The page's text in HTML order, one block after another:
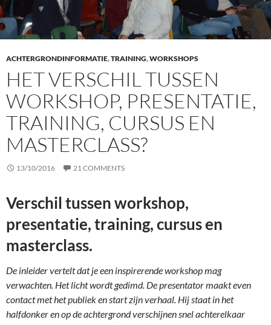
ACHTERGRONDINFORMATIE,TRAINING,WORKSHOPS
HET VERSCHIL TUSSEN
WORKSHOP, PRESENTATIE,
TRAINING, CURSUS EN
MASTERCLASS?
13/10/2016 21 COMMENTS
Verschil tussen workshop,
presentatie, training, cursus en
masterclass.
De inleider vertelt dat je een inspirerende workshop mag
verwachten. Het licht wordt gedimd. De presentator maakt even
contact met het publiek en start zijn verhaal. Hij staat in het
halfdonker en op de achtergrond verschijnen snel achterelkaar